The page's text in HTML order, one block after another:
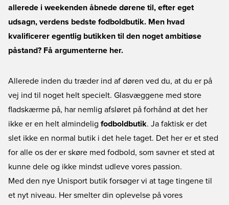
allerede i weekenden åbnede dørene til, efter eget
udsagn, verdens bedste fodboldbutik. Men hvad
kvalificerer egentlig butikken til den noget ambitiøse
påstand? Få argumenterne her.
Allerede inden du træder ind af døren ved du, at du er på
vej ind til noget helt specielt. Glasvæggene med store
fladskærme på, har nemlig afsløret på forhånd at det her
ikke er en helt almindelig fodboldbutik. Ja faktisk er det
slet ikke en normal butik i det hele taget. Det her er et sted
for alle os der er skøre med fodbold, som savner et sted at
kunne dele og ikke mindst udleve vores passion.
Med den nye Unisport butik forsøger vi at tage tingene til
et nyt niveau. Her smelter din oplevelse på vores